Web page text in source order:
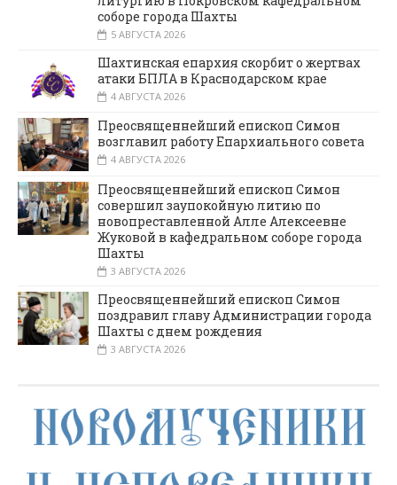
соборе города Шахты
5 АВГУСТА 2026
Шахтинская епархия скорбит о жертвах
атаки БПЛА в Краснодарском крае
4 АВГУСТА 2026
Преосвященнейший епископ Симон
возглавил работу Епархиального совета
4 АВГУСТА 2026
Преосвященнейший епископ Симон
совершил заупокойную литию по
новопреставленной Алле Алексеевне
Жуковой в кафедральном соборе города
Шахты
3 АВГУСТА 2026
Преосвященнейший епископ Симон
поздравил главу Администрации города
Шахты с днем рождения
3 АВГУСТА 2026